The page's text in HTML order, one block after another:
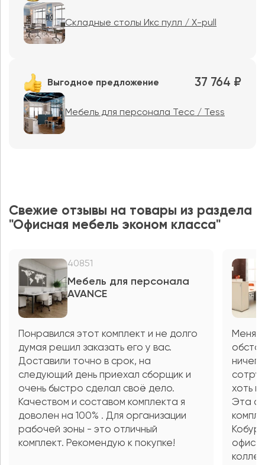
Складные столы Икс пулл / X-pull
Выгодное предложение 37 764 ₽
Мебель для персонала Тесс / Tess
Свежие отзывы на товары из раздела
"Офисная мебель эконом класса"
40851
Мебель для персонала
AVANCE
Понравился этот комплект и не долго
думая решил заказать его у вас.
Доставили точно в срок, на
следующий день приехал сборщик и
очень быстро сделал своё дело.
Качеством и составом комплекта я
доволен на 100% . Для организации
рабочей зоны - это отличный
комплект. Рекомендую к покупке!
Меня
хоть
Эта
офисе